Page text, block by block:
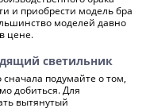
и приобрести модель бра
моделей давно
цене.
светильник
подумайте о том,
добиться. Для
вытянутый